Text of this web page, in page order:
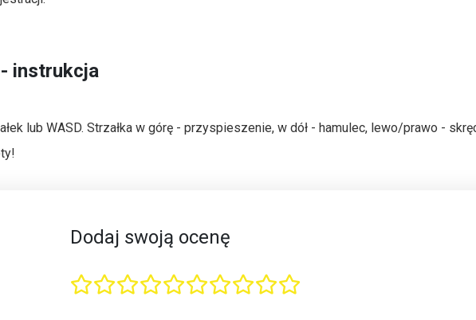
instrukcja
lub WASD. Strzałka w górę - przyspieszenie, w dół - hamulec, lewo/prawo -
Dodaj swoją ocenę